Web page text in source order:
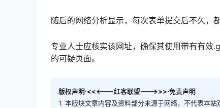
随后的网络分析显示，每次表单提交后不久，
专业人士应核实该网址，确保其使用带有有效
的可疑页面。
版权声明·<<<---红客联盟--->>>·免责声明
1. 本版块文章内容及资料部分来源于网络，不代表本站